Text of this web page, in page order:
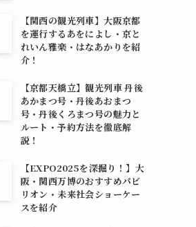
【関西の観光列車】大阪京都
を運行するあをによし・京と
れいん雅楽・はなあかりを紹
介！
【京都天橋立】観光列車 丹後
あかまつ号・丹後あおまつ
号・丹後くろまつ号の魅力と
ルート・予約方法を徹底解
説！
【EXPO2025を深掘り！】大
阪・関西万博のおすすめパビ
リオン・未来社会ショーケー
スを紹介